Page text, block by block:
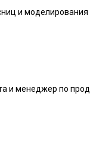
и моделирования
и менеджер по